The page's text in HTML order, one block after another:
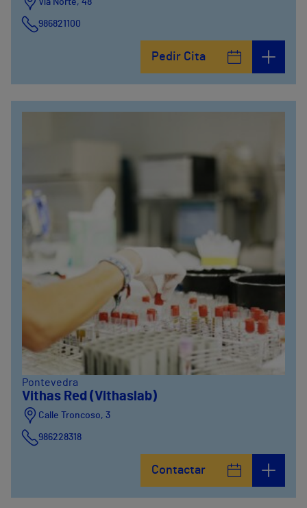
986821100
Pedir Cita
Pontevedra
Vithas Red (Vithaslab)
Calle Troncoso, 3
986228318
Contactar